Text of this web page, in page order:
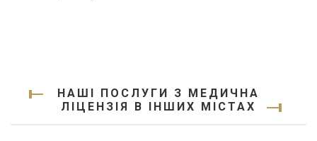
НАШІ ПОСЛУГИ З МЕДИЧНА
ЛІЦЕНЗІЯ В ІНШИХ МІСТАХ